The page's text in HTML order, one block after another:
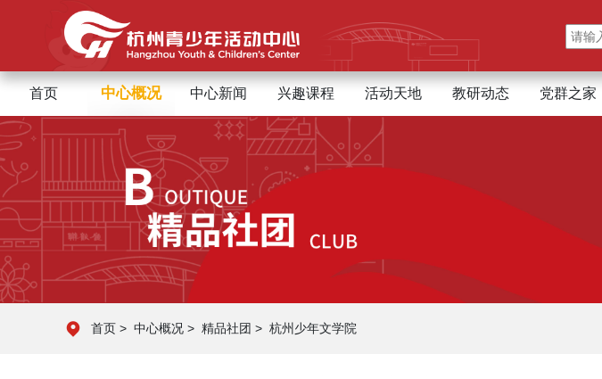
首页 中心概况 中心新闻 兴趣课程 活动天地 教研动态 党群之家
首页 > 中心概况 > 精品社团 > 杭州少年文学院